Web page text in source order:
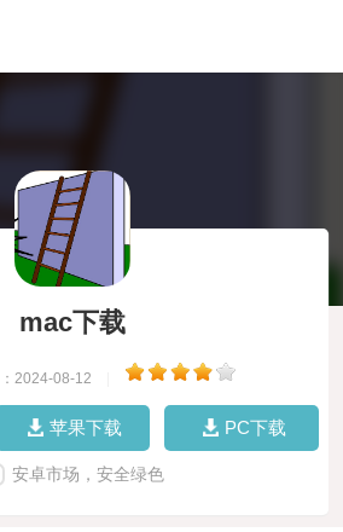
mac下载
2024-08-12
苹果下载 PC下载
安卓市场，安全绿色